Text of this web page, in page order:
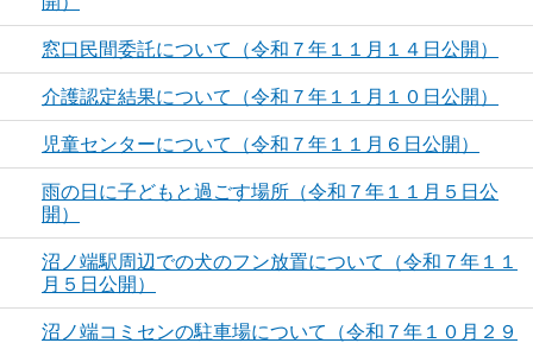
窓口民間委託について（令和７年１１月１４日公開）
介護認定結果について（令和７年１１月１０日公開）
児童センターについて（令和７年１１月６日公開）
雨の日に子どもと過ごす場所（令和７年１１月５日公
開）
沼ノ端駅周辺での犬のフン放置について（令和７年１１
月５日公開）
沼ノ端コミセンの駐車場について（令和７年１０月２９